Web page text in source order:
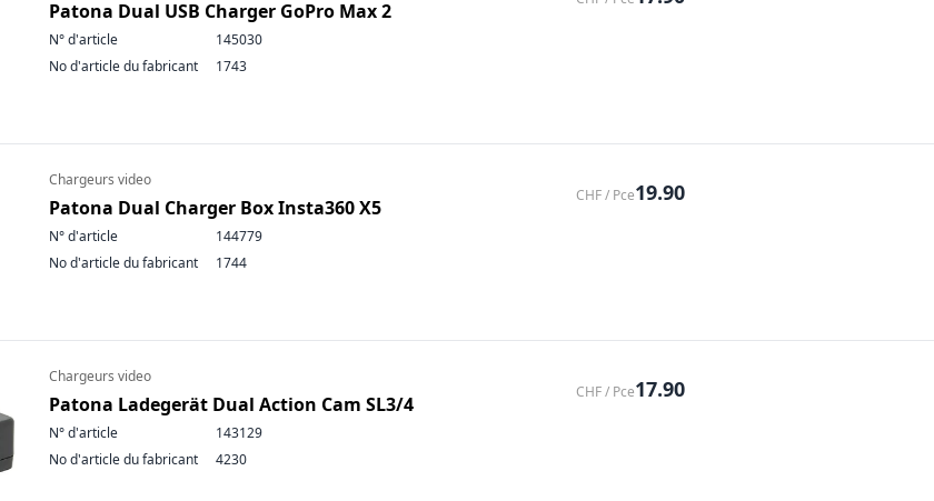
Patona Dual USB Charger GoPro Max 2
N° d'article
145030
No d'article du fabricant
1743
Chargeurs video
Patona Dual Charger Box Insta360 X5
N° d'article
144779
No d'article du fabricant
1744
CHF / Pce19.90
Chargeurs video
Patona Ladegerät Dual Action Cam SL3/4
N° d'article
143129
No d'article du fabricant
4230
CHF / Pce17.90